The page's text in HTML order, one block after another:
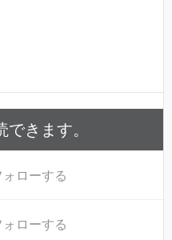
きます。
ォローする
ローする